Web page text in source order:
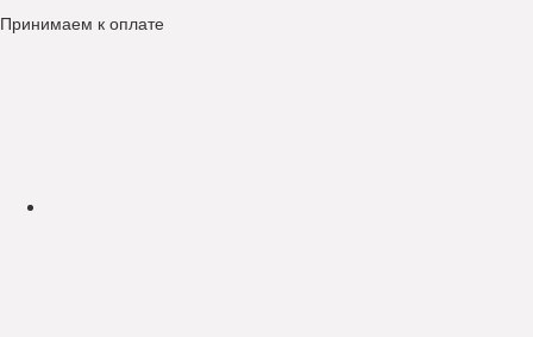
Принимаем к оплате